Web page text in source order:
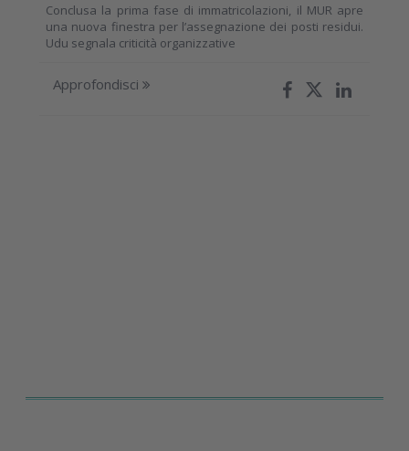
Conclusa la prima fase di immatricolazioni, il MUR apre
una nuova finestra per l’assegnazione dei posti residui.
Udu segnala criticità organizzative
Approfondisci